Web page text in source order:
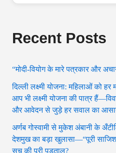
Recent Posts
“मोदी-वियोग के मारे पत्रकार और
दिल्ली लक्ष्मी योजना: महिलाओं को
आप भी लक्ष्मी योजना की पात्र
और आवेदन से जुड़े हर सवाल का
अर्णब गोस्वामी से मुकेश अंबानी के
देशमुख का बड़ा खुलासा—“पूरी साजिश
सच की पूरी पड़ताल?